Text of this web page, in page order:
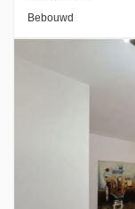
Bebouwd